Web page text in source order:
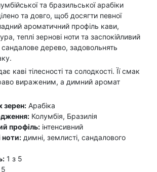
та бразильської арабіки
та довго, щоб досягти певної
ароматичний профіль кави,
теплі зернові ноти та заспокійливий
дерево, задовольнять
каві тілесності та солодкості. Її смак
вираженим, а димний аромат
зерен: Арабіка
Колумбія, Бразилія
профіль: інтенсивний
ноти: димні, землисті, сандалового
1 з 5